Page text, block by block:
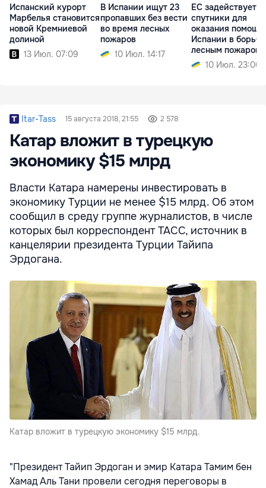
Испанский курорт
Марбелья становится
новой Кремниевой
долиной
13 Июл. 07:09
В Испании ищут 23
пропавших без вести
во время лесных
пожаров
10 Июл. 14:17
ЕС задействует
спутники для
оказания помощи
Испании в
лесным пожаром
10 Июл. 23:06
Itar-Tass 15 августа 2018, 21:55 2 578
Катар вложит в турецкую
экономику $15 млрд
Власти Катара намерены инвестировать в
экономику Турции не менее $15 млрд. Об этом
сообщил в среду группе журналистов, в числе
которых был корреспондент ТАСС, источник в
канцелярии президента Турции Тайипа
Эрдогана.
Катар вложит в турецкую экономику $15 млрд.
"Президент Тайип Эрдоган и эмир Катара Тамим бен
Хамад Аль Тани провели сегодня переговоры в